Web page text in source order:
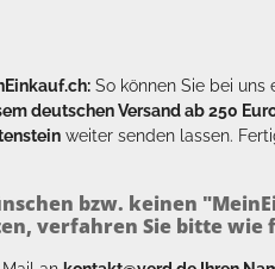
So können Sie bei uns
deutschen Versand ab 250
weiter senden lassen.
bzw. keinen
verfahren Sie bitte wie